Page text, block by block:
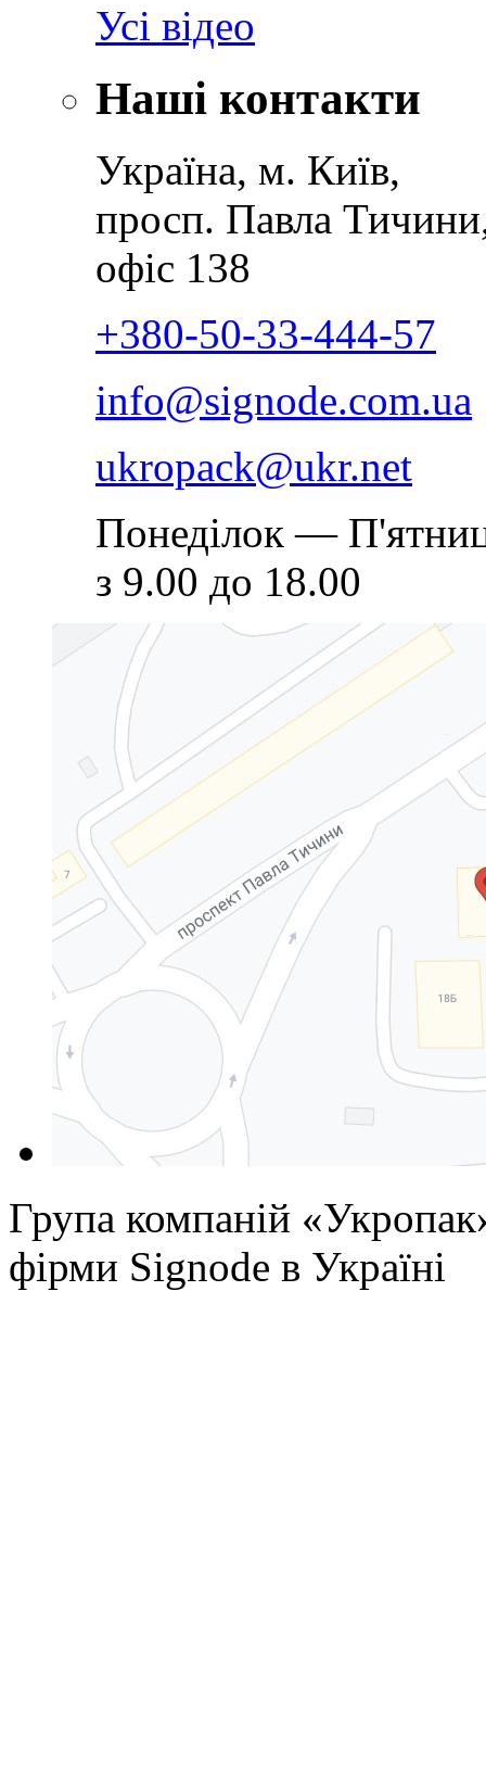
Усі відео
Наші контакти
Україна, м. Київ,
просп. Павла
офіс 138
+380-50-33-444-57
info@signode.com.ua
ukropack@ukr.net
Понеділок —
з 9.00 до 18.00
Група компаній
фірми Signode в Україні